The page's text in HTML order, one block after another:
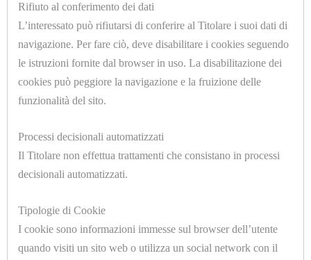
CONFEZIONATE
TUTTI
MODEL
TRATTAMENTO
COMPONENT
PNEUMATICI
H.=1400mm.
Rifiuto al conferimento dei dati
L’interessato può rifiutarsi di conferire al Titolare i suoi dati di
navigazione. Per fare ciò, deve disabilitare i cookies seguendo
le istruzioni fornite dal browser in uso. La disabilitazione dei
cookies può peggiore la navigazione e la fruizione delle
funzionalità del sito.
Processi decisionali automatizzati
Il Titolare non effettua trattamenti che consistano in processi
decisionali automatizzati.
Tipologie di Cookie
I cookie sono informazioni immesse sul browser dell’utente
quando visiti un sito web o utilizza un social network con il